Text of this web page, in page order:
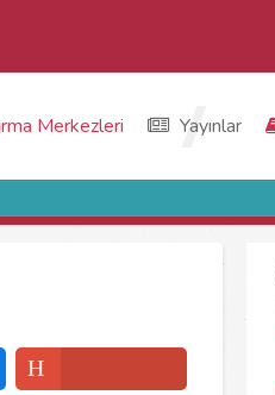
Merkezleri Yayınlar